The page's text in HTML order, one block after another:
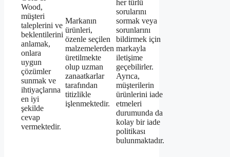
Wood,
müşteri
taleplerini ve
beklentilerini
anlamak,
onlara
uygun
çözümler
sunmak ve
ihtiyaçlarına
en iyi
şekilde
cevap
vermektedir.
Markanın
ürünleri,
özenle seçilen
malzemelerden
üretilmekte
olup uzman
zanaatkarlar
tarafından
titizlikle
işlenmektedir.
her türlü
sorularını
sormak veya
sorunlarını
bildirmek için
markayla
iletişime
geçebilirler.
Ayrıca,
müşterilerin
ürünlerini iade
etmeleri
durumunda da
kolay bir iade
politikası
bulunmaktadır.